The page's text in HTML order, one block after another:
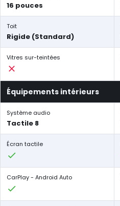
16 pouces
Toit
Rigide (Standard)
Vitres sur-teintées
Équipements intérieurs
Système audio
Tactile 8
Écran tactile
CarPlay - Android Auto